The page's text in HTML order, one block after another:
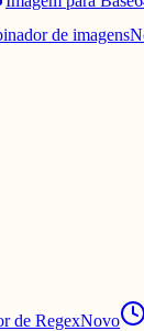
de imagens
de RegexNovo